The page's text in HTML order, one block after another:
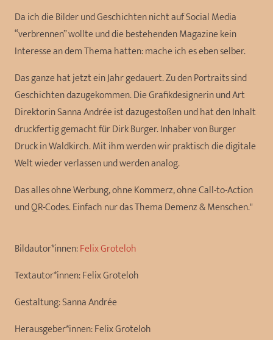
Da ich die Bilder und Geschichten nicht auf Social Media
“verbrennen” wollte und die bestehenden Magazine kein
Interesse an dem Thema hatten: mache ich es eben selber.
Das ganze hat jetzt ein Jahr gedauert. Zu den Portraits sind
Geschichten dazugekommen. Die Grafikdesignerin und Art
Direktorin Sanna Andrée ist dazugestoßen und hat den Inhalt
druckfertig gemacht für Dirk Burger. Inhaber von Burger
Druck in Waldkirch. Mit ihm werden wir praktisch die digitale
Welt wieder verlassen und werden analog.
Das alles ohne Werbung, ohne Kommerz, ohne Call-to-Action
und QR-Codes. Einfach nur das Thema Demenz & Menschen."
Bildautor*innen:Felix Groteloh
Textautor*innen:Felix Groteloh
Gestaltung:Sanna Andrée
Herausgeber*innen:Felix Groteloh